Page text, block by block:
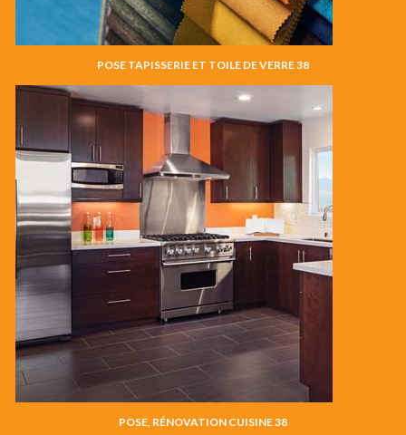
POSE TAPISSERIE ET TOILE DE VERRE 38
POSE, RÉNOVATION CUISINE 38